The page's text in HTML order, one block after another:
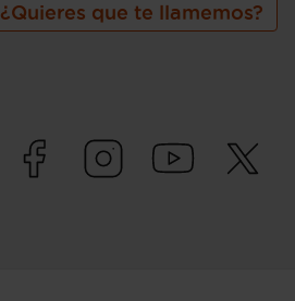
¿Quieres que te llamemos?